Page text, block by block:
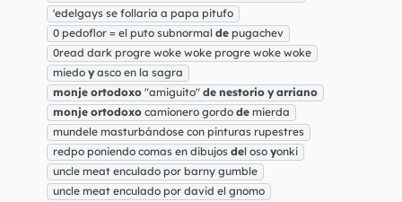
'edelgays se follaria a papa pitufo
0 pedoflor = el puto subnormal de pugachev
0read dark progre woke woke progre woke woke
miedo y asco en la sagra
monje ortodoxo "amiguito" de nestorio y arriano
monje ortodoxo camionero gordo de mierda
mundele masturbándose con pinturas rupestres
redpo poniendo comas en dibujos del oso yonki
uncle meat enculado por barny gumble
uncle meat enculado por david el gnomo